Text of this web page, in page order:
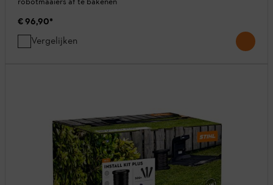
€ 96,90*
Vergelijken